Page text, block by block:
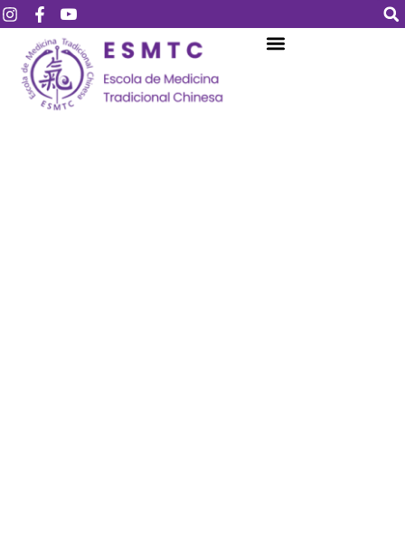
Login Assinar
Login